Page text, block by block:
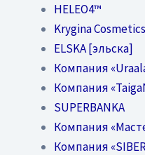
HELEO4™
Krygina Cosmetics
ELSKA [эльска]
Компания
Компания
SUPERBANKA
Компания
Компания